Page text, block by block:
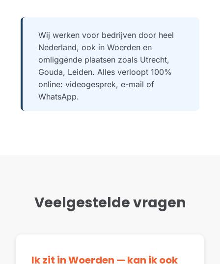
Wij werken voor bedrijven door heel
Nederland, ook in Woerden en
omliggende plaatsen zoals Utrecht,
Gouda, Leiden. Alles verloopt 100%
online: videogesprek, e-mail of
WhatsApp.
Veelgestelde vragen
Ik zit in Woerden — kan ik ook